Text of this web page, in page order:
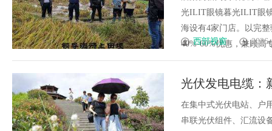
光ILIT眼镜暮光ILIT眼
海设有4家门店。以完
40%-60%优惠，兼顾高
西部视窗
光伏发电电缆：
在集中式光伏电站、户
串联光伏组件、汇流设